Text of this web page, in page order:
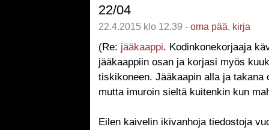
22/04
22.4.2015 klo 12.39 - oma pää, kirja
(Re: jääkaappi. Kodinkonekorjaaja
jääkaappiin osan ja korjasi myös
tiskikoneen. Jääkaapin alla ja takana
mutta imuroin sieltä kuitenkin kun
Eilen kaivelin ikivanhoja tiedostoja